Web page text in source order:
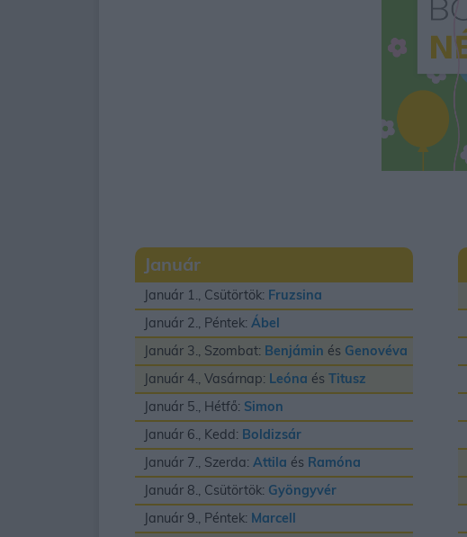
Január
Január 1., Csütörtök: Fruzsina
Január 2., Péntek: Ábel
Január 3., Szombat: Benjámin és Genovéva
Január 4., Vasárnap: Leóna és Titusz
Január 5., Hétfő: Simon
Január 6., Kedd: Boldizsár
Január 7., Szerda: Attila és Ramóna
Január 8., Csütörtök: Gyöngyvér
Január 9., Péntek: Marcell